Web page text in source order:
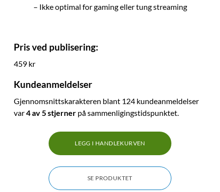
– Ikke optimal for gaming eller tung streaming
Pris ved publisering:
459 kr
Kundeanmeldelser
Gjennomsnittskarakteren blant 124 kundeanmeldelser
var4 av 5 stjerner på sammenligingstidspunktet.
LEGG I HANDLEKURVEN
SE PRODUKTET